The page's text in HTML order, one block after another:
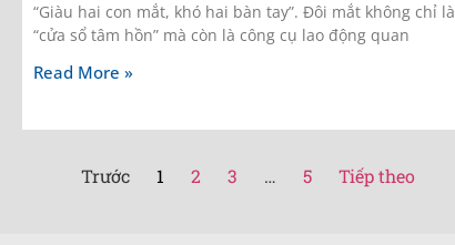
“Giàu hai con mắt, khó hai bàn tay”. Đôi mắt không chỉ là
“cửa sổ tâm hồn” mà còn là công cụ lao động quan
Read More »
Trước 1 2 3 … 5 Tiếp theo